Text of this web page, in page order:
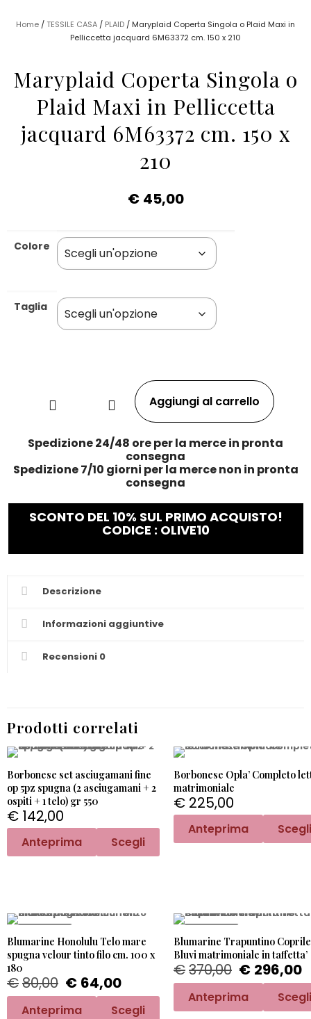
Home / TESSILE CASA / PLAID / Maryplaid Coperta Singola o Plaid Maxi in
Pelliccetta jacquard 6M63372 cm. 150 x 210
Maryplaid Coperta Singola o
Plaid Maxi in Pelliccetta
jacquard 6M63372 cm. 150 x
210
€ 45,00
Colore
Taglia
Aggiungi al carrello
Spedizione 24/48 ore per la merce in pronta
consegna
Spedizione 7/10 giorni per la merce non in pronta
consegna
SCONTO DEL 10% SUL PRIMO ACQUISTO!
CODICE : OLIVE10
Descrizione
Informazioni aggiuntive
Recensioni 0
Prodotti correlati
Borbonese set asciugamani fine
op 5pz spugna (2 asciugamani + 2
ospiti + 1 telo) gr 550
€ 142,00
Anteprima Scegli
Borbonese Opla’ Completo
matrimoniale
€ 225,00
Anteprima Scegli
Blumarine Honolulu Telo mare
spugna velour tinto filo cm. 100 x
180
€80,00 € 64,00
Anteprima Scegli
Blumarine Trapuntino
Bluvi matrimoniale in taffetta’
€370,00 € 296,00
Anteprima Scegli